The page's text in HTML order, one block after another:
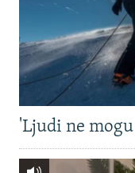
'Ljudi ne